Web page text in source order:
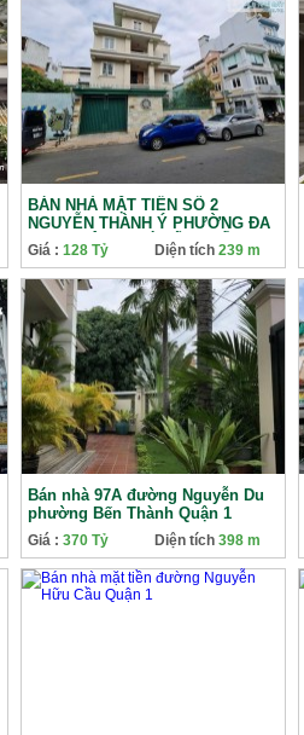
BÁN NHÀ MẶT TIỀN SỐ 2
NGUYỄN THÀNH Ý PHƯỜNG ĐA
KAO QUẬN 1 GIÁ TỐT NHẤT KHU
VỰC
Giá : 128 Tỷ Diện tích 239 m
Bán nhà 97A đường Nguyễn Du
phường Bến Thành Quận 1
Giá : 370 Tỷ Diện tích 398 m